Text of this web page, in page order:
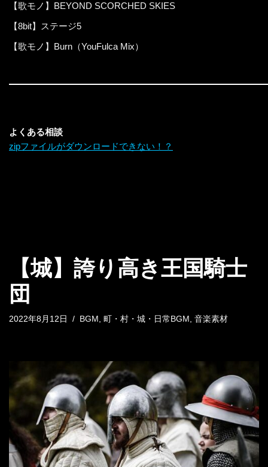
【歌モノ】BEYOND SCORCHED SKIES
【8bit】ステージ5
【歌モノ】Burn（YouFulca Mix）
よくある相談
zipファイルがダウンロードできない！？
【城】誇り高き王国騎士
団
2022年8月12日 BGM , 町・村・城・日常BGM , 音楽素材